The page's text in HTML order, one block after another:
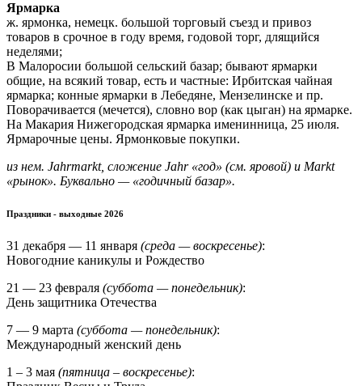
Ярмарка
ж. ярмонка, немецк. большой торговый съезд и привоз
товаров в срочное в году время, годовой торг, длящийся
неделями;
В Малоросии большой сельский базар; бывают ярмарки
общие, на всякий товар, есть и частные: Ирбитская чайная
ярмарка; конные ярмарки в Лебедяне, Мензелинске и пр.
Поворачивается (мечется), словно вор (как цыган) на ярмарке.
На Макария Нижегородская ярмарка именинница, 25 июля.
Ярмарочные цены. Ярмонковые покупки.
из нем. Jahrmarkt, сложение Jahr «год» (см. яровой) и Markt
«рынок». Буквально — «годичный базар».
Праздники - выходные 2026
31 декабря — 11 января (среда — воскресенье):
Новогодние каникулы и Рождество
21 — 23 февраля (суббота — понедельник):
День защитника Отечества
7 — 9 марта (суббота — понедельник):
Международный женский день
1 – 3 мая (пятница – воскресенье):